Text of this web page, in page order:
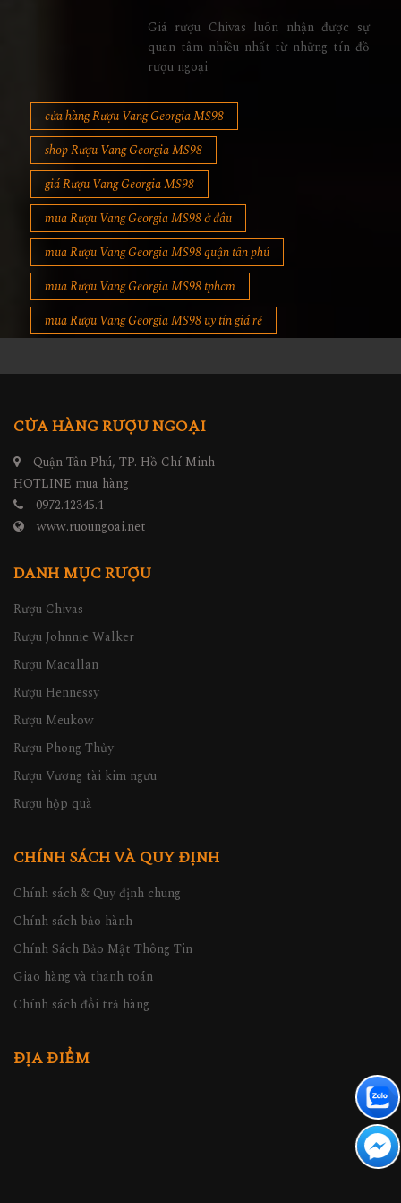
Giá rượu Chivas luôn nhận được sự
quan tâm nhiều nhất từ những tín đồ
rượu ngoại
cửa hàng Rượu Vang Georgia MS98
shop Rượu Vang Georgia MS98
giá Rượu Vang Georgia MS98
mua Rượu Vang Georgia MS98 ở đâu
mua Rượu Vang Georgia MS98 quận tân phú
mua Rượu Vang Georgia MS98 tphcm
mua Rượu Vang Georgia MS98 uy tín giá rẻ
CỬA HÀNG RƯỢU NGOẠI
Quận Tân Phú, TP. Hồ Chí Minh
HOTLINE mua hàng
0972.12345.1
www.ruoungoai.net
DANH MỤC RƯỢU
Rượu Chivas
Rượu Johnnie Walker
Rượu Macallan
Rượu Hennessy
Rượu Meukow
Rượu Phong Thủy
Rượu Vương tài kim ngưu
Rượu hộp quà
CHÍNH SÁCH VÀ QUY ĐỊNH
Chính sách & Quy định chung
Chính sách bảo hành
Chính Sách Bảo Mật Thông Tin
Giao hàng và thanh toán
Chính sách đổi trả hàng
ĐỊA ĐIỂM